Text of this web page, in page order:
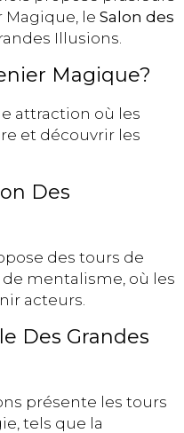
Magique, le Salon des
Illusions.
Magique?
attraction où les
et découvrir les
Des
des tours de
mentalisme, où les
acteurs.
Des Grandes
présente les tours
tels que la